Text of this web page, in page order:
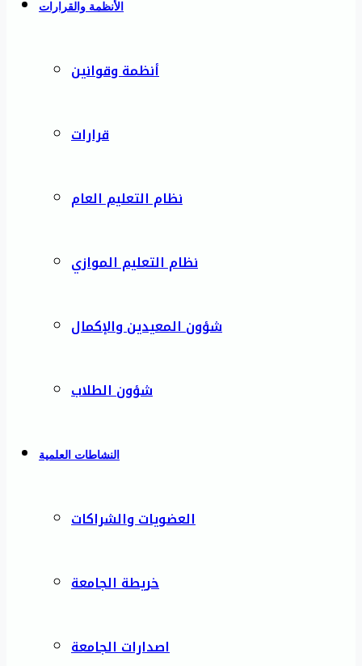
الأنظمة والقرارات
أنظمة وقوانين
قرارات
نظام التعليم العام
نظام التعليم الموازي
شؤون المعيدين والإكمال
شؤون الطلاب
النشاطات العلمية
العضويات والشراكات
خريطة الجامعة
اصدارات الجامعة